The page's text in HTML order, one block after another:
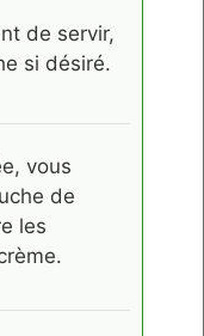
de servir,
si désiré.
vous
de
les